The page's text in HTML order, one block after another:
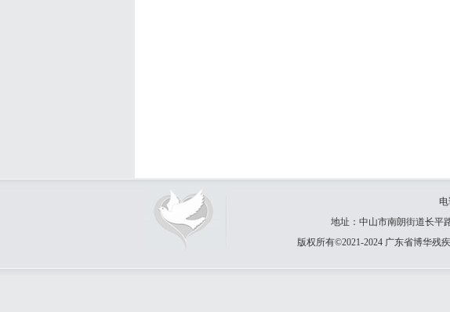
地址：中山市南朗街道长平
版权所有©2021-2024 广东省博华残